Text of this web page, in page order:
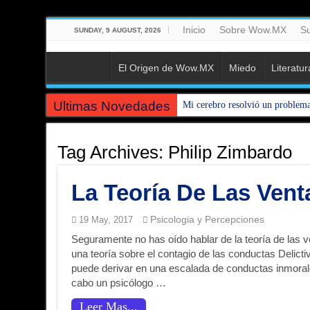
SUNDAY, 9 AUGUST, 2026 Inicio Sobre Wow.MX
El Origen de Wow.MX Miedo
Ultimas Novedades Mi cerebro resolvió un
100 Cosas Que Eran Normales
Manifiesto del Humorista
El Lenguaje de nuestra Cocina:
🎧 Huevos con aceite : cómo
Mitología Vs. Ciencia : ¿Es real
Tag Archives: Philip Zimbardo
La Teoría De Las
19 May, 2017 Psicologia y Percepciones
Seguramente no has oído hablar de la teoría de
una teoría sobre el contagio de las conductas
puede derivar en una escalada de conductas
cabo un psicólogo …
Leer Mas...